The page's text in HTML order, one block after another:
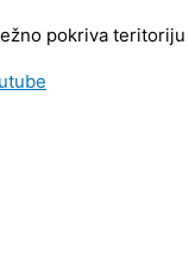
pokriva teritoriju